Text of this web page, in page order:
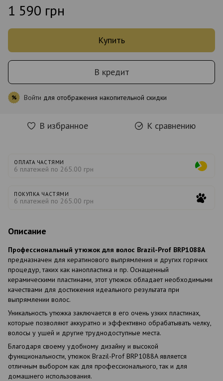
1 590 грн
Купить
В кредит
% Войти для отображения накопительной скидки
В избранное К сравнению
ОПЛАТА ЧАСТЯМИ
6 платежей по 265.00 грн
ПОКУПКА ЧАСТЯМИ
6 платежей по 265.00 грн
Описание
Профессиональный утюжок для волос Brazil-Prof BRP1088A
предназначен для кератинового выпрямления и других горячих
процедур, таких как нанопластика и пр. Оснащенный
керамическими пластинами, этот утюжок обладает необходимыми
качествами для достижения идеального результата при
выпрямлении волос.
Уникальность утюжка заключается в его очень узких пластинах,
которые позволяют аккуратно и эффективно обрабатывать челку,
волосы у ушей и другие труднодоступные места.
Благодаря своему удобному дизайну и высокой
функциональности, утюжок Brazil-Prof BRP1088A является
отличным выбором как для профессионального, так и для
домашнего использования.